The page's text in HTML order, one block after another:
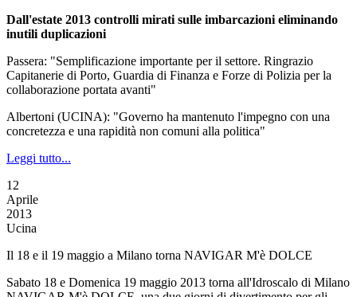
Dall'estate 2013 controlli mirati sulle imbarcazioni eliminando
inutili duplicazioni
Passera: "Semplificazione importante per il settore. Ringrazio
Capitanerie di Porto, Guardia di Finanza e Forze di Polizia per la
collaborazione portata avanti"
Albertoni (UCINA): "Governo ha mantenuto l'impegno con una
concretezza e una rapidità non comuni alla politica"
Leggi tutto...
12
Aprile
2013
Ucina
Il 18 e il 19 maggio a Milano torna NAVIGAR M'è DOLCE
Sabato 18 e Domenica 19 maggio 2013 torna all'Idroscalo di Milano